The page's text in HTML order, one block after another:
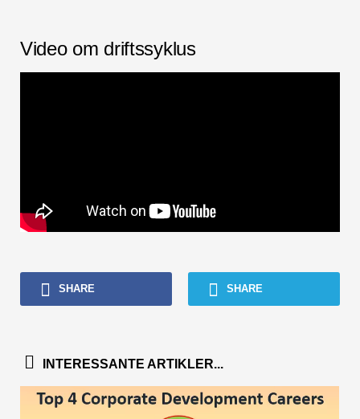
Video om driftssyklus
SHARE SHARE
INTERESSANTE ARTIKLER...